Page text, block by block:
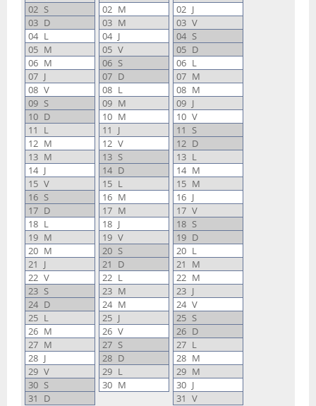
2017 (7)
2016 (16)
02 S
03 D
04 L
05 M
06 M
07 J
08 V
09 S
10 D
11
L
12 M
13 M
14 J
15 V
16 S
17 D
18 L
19 M
20 M
21
J
22 V
23 S
24 D
25 L
26 M
27 M
28 J
29 V
30 S
31
D
02 M
03 M
04 J
05 V
06 S
07 D
08 L
09 M
10 M
11
J
12 V
13 S
14 D
15 L
16 M
17 M
18 J
19 V
20 S
21
D
22 L
23 M
24 M
25 J
26 V
27 S
28 D
29 L
30 M
02 J
03 V
04 S
05 D
06 L
07 M
08 M
09 J
10 V
11
S
12 D
13 L
14 M
15 M
16 J
17 V
18 S
19 D
20 L
21
M
22 M
23 J
24 V
25 S
26 D
27 L
28 M
29 M
30 J
31 V